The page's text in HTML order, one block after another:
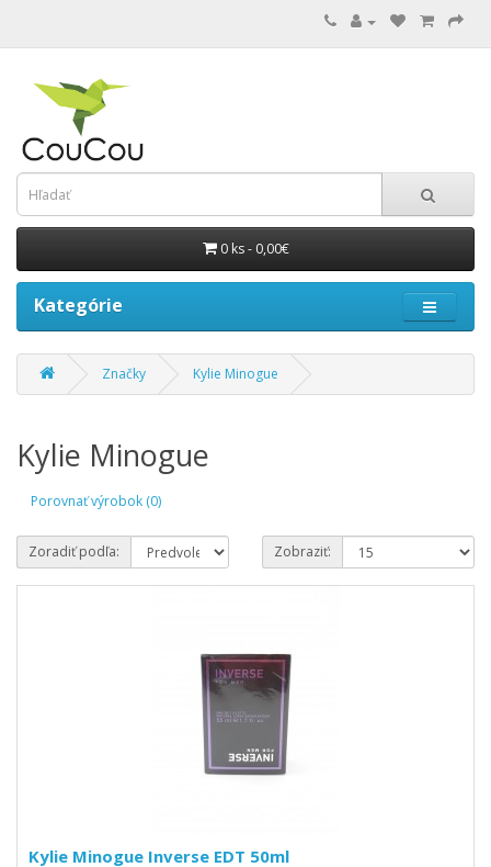
0 ks - 0,00€
Kategórie
Značky Kylie Minogue
Kylie Minogue
Porovnať výrobok (0)
Zoradiť podľa: Zobraziť:
Kylie Minogue Inverse EDT 50ml